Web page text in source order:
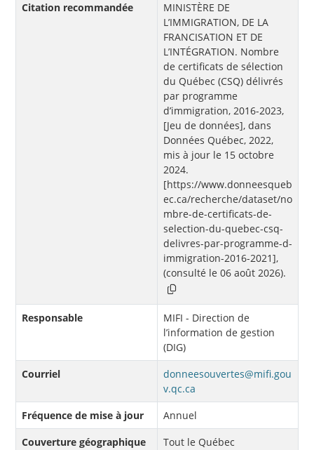
Citation recommandée
MINISTÈRE DE
L’IMMIGRATION, DE LA
FRANCISATION ET DE
L’INTÉGRATION. Nombre
de certificats de sélection
du Québec (CSQ) délivrés
par programme
d’immigration, 2016-2023,
[Jeu de données], dans
Données Québec, 2022,
mis à jour le 15 octobre
2024.
[https://www.donneesqueb
ec.ca/recherche/dataset/no
mbre-de-certificats-de-
selection-du-quebec-csq-
delivres-par-programme-d-
immigration-2016-2021],
(consulté le 06 août 2026).
Responsable
MIFI - Direction de
l’information de gestion
(DIG)
Courriel
donneesouvertes@mifi.gou
v.qc.ca
Fréquence de mise à jour
Annuel
Couverture géographique
Tout le Québec